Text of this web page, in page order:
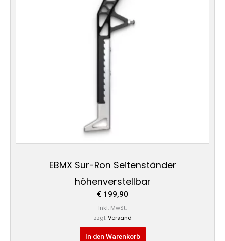
EBMX Sur-Ron Seitenständer
höhenverstellbar
€ 199,90
Inkl. MwSt.
zzgl. Versand
In den Warenkorb